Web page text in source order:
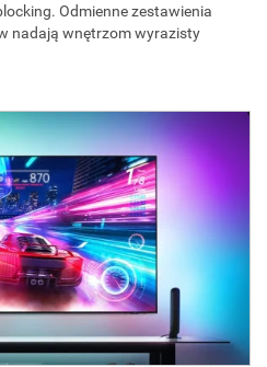
Odmienne zestawienia
nadają wnętrzom wyrazisty